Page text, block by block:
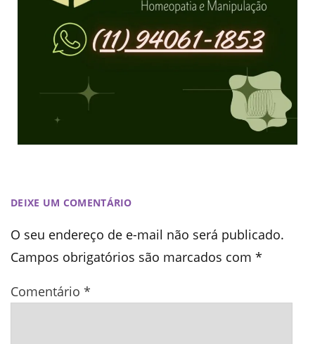
DEIXE UM COMENTÁRIO
O seu endereço de e-mail não será publicado.
Campos obrigatórios são marcados com *
Comentário *